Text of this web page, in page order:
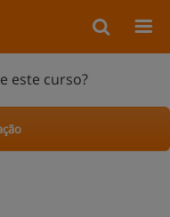
este curso?